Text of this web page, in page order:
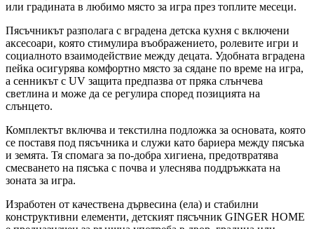
или градината в любимо място за игра през топлите месеци.
Пясъчникът разполага с вградена детска кухня с включени
аксесоари, която стимулира въображението, ролевите игри и
социалното взаимодействие между децата. Удобната вградена
пейка осигурява комфортно място за сядане по време на игра,
а сенникът с UV защита предпазва от пряка слънчева
светлина и може да се регулира според позицията на
слънцето.
Комплектът включва и текстилна подложка за основата, която
се поставя под пясъчника и служи като бариера между пясъка
и земята. Тя спомага за по-добра хигиена, предотвратява
смесването на пясъка с почва и улеснява поддръжката на
зоната за игра.
Изработен от качествена дървесина (ела) и стабилни
конструктивни елементи, детският пясъчник GINGER HOME